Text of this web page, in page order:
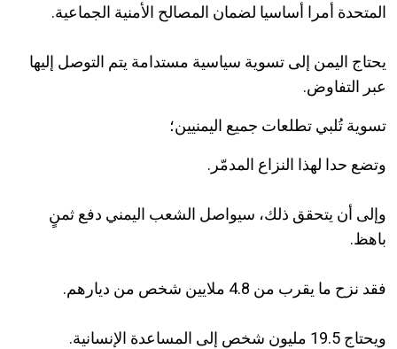
المتحدة أمرا أساسيا لضمان المصالح الأمنية الجماعية.
يحتاج اليمن إلى تسوية سياسية مستدامة يتم التوصل إليها
عبر التفاوض.
تسوية تُلبي تطلعات جميع اليمنيين؛
وتضع حدا لهذا النزاع المدمّر.
وإلى أن يتحقق ذلك، سيواصل الشعب اليمني دفع ثمنٍ
باهظ.
فقد نزح ما يقرب من 4.8 ملايين شخص من ديارهم.
ويحتاج 19.5 مليون شخص إلى المساعدة الإنسانية.